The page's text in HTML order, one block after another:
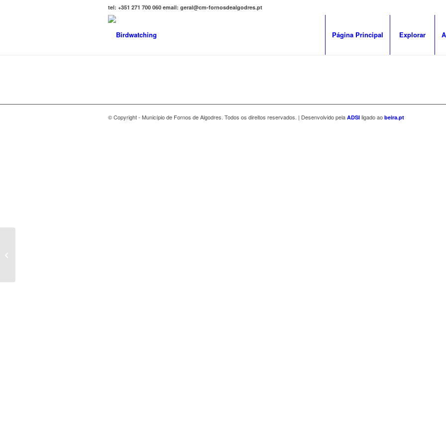
tel: +351 271 700 060 email: geral@cm-fornosdealgodres.pt
Página Principal Explorar
© Copyright - Município de Fornos de Algodres. Todos os direitos reservados. | Desenvolvido pela ADSI ligado ao beira.pt